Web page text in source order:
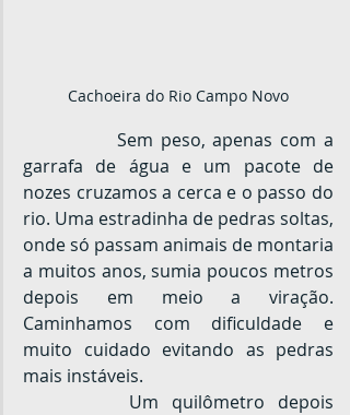
Cachoeira do Rio Campo Novo
garrafa de água e um pacote de
nozes cruzamos a cerca e o passo do
rio. Uma estradinha de pedras soltas,
onde só passam animais de montaria
a muitos anos, sumia poucos metros
depois em meio a viração.
Caminhamos com dificuldade e
muito cuidado evitando as pedras
mais instáveis.